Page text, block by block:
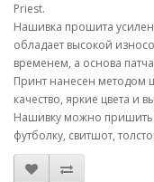
Priest.
Нашивка прошита
обладает высокой
временем, а основа
Принт нанесен методом
качество, яркие цвета и
Нашивку можно пришить
футболку, свитшот,